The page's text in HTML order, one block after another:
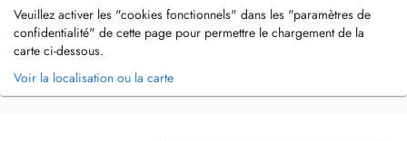
Veuillez activer les "cookies fonctionnels" dans les "paramètres de
confidentialité" de cette page pour permettre le chargement de la
carte ci-dessous.
Voir la localisation ou la carte